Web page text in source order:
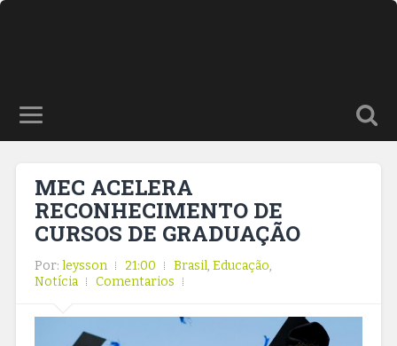
MEC ACELERA
RECONHECIMENTO DE
CURSOS DE GRADUAÇÃO
Por: leysson 21:00 Brasil, Educação,
Notícia
Comentarios